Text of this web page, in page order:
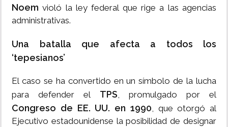
Noem violó la ley federal que rige a las agencias
administrativas.
Una batalla que afecta a todos los
‘tepesianos’
El caso se ha convertido en un símbolo de la lucha
para defender el TPS, promulgado por el
Congreso de EE. UU. en 1990, que otorgó al
Ejecutivo estadounidense la posibilidad de designar